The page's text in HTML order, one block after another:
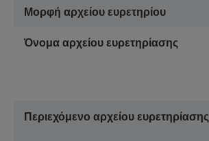
Μορφή αρχείου ευρετηρίου
Όνομα αρχείου ευρετηρίασης
Περιεχόμενο αρχείου ευρετηρίασης